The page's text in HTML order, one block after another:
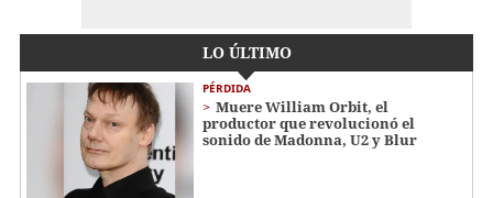
LO ÚLTIMO
PÉRDIDA
Muere William Orbit, el
productor que revolucionó el
sonido de Madonna, U2 y Blur